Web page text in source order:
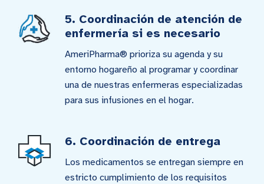
5. Coordinación de atención de
enfermería si es necesario
AmeriPharma® prioriza su agenda y su
entorno hogareño al programar y coordinar
una de nuestras enfermeras especializadas
para sus infusiones en el hogar.
6. Coordinación de entrega
Los medicamentos se entregan siempre en
estricto cumplimiento de los requisitos